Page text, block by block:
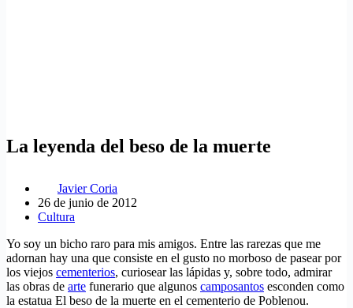
La leyenda del beso de la muerte
Javier Coria
26 de junio de 2012
Cultura
Yo soy un bicho raro para mis amigos. Entre las rarezas que me
adornan hay una que consiste en el gusto no morboso de pasear por
los viejos cementerios, curiosear las lápidas y, sobre todo, admirar
las obras de arte funerario que algunos camposantos esconden como
la estatua El beso de la muerte en el cementerio de Poblenou.